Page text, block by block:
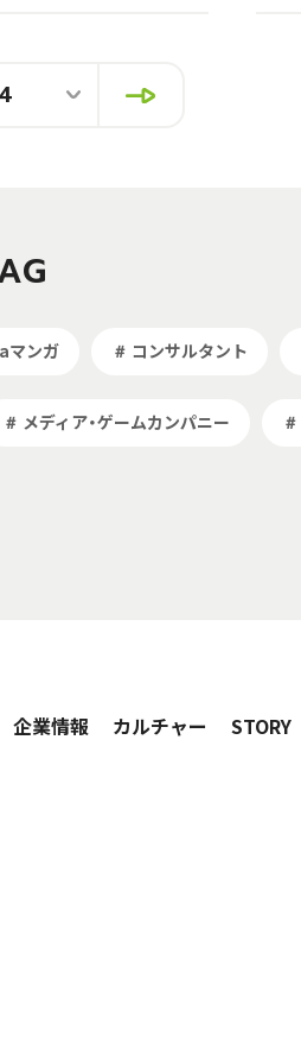
マンガ ＃ コンサルタント
＃ メディア・ゲームカンパニー ＃
企業情報 カルチャー STORY